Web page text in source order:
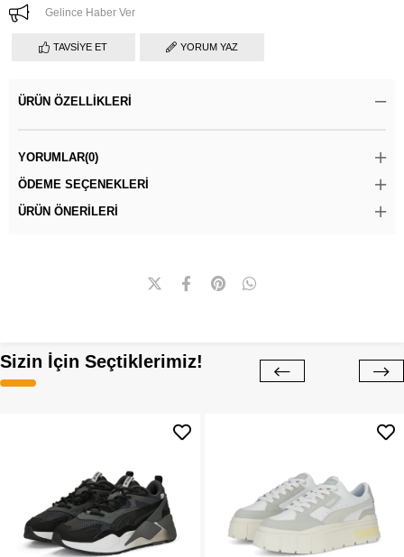
Gelince Haber Ver
TAVSIYE ET YORUM YAZ
ÜRÜN ÖZELLIKLERI
YORUMLAR(0)
ÖDEME SEÇENEKLERI
ÜRÜN ÖNERILERI
Sizin İçin Seçtiklerimiz!